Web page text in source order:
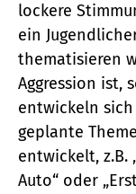
lockere
ein
thematisieren
Aggression ist,
entwickeln
geplante
entwickelt, z.B.
Auto“ oder